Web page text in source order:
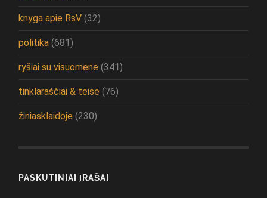
knyga apie RsV (32)
politika (681)
ryšiai su visuomene (341)
tinklaraščiai & teisė (76)
žiniasklaidoje (230)
PASKUTINIAI ĮRAŠAI